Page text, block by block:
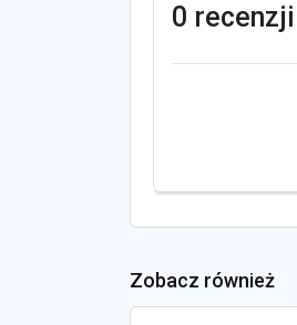
0 recenzji
Zobacz również